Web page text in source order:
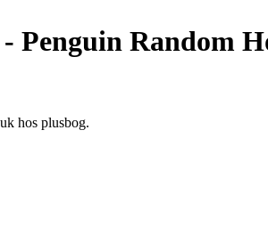
Penguin Random
hos plusbog.